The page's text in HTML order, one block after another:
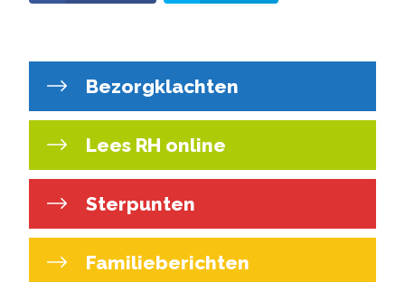
Bezorgklachten
Lees RH online
Sterpunten
Familieberichten